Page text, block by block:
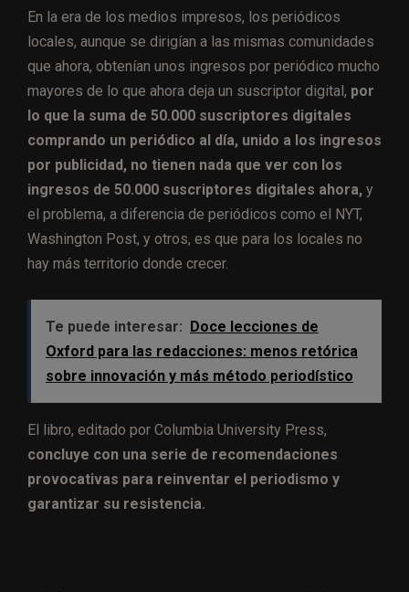
En la era de los medios impresos, los periódicos
locales, aunque se dirigían a las mismas comunidades
que ahora, obtenían unos ingresos por periódico mucho
mayores de lo que ahora deja un suscriptor digital, por
lo que la suma de 50.000 suscriptores digitales
comprando un periódico al día, unido a los ingresos
por publicidad, no tienen nada que ver con los
ingresos de 50.000 suscriptores digitales ahora, y
el problema, a diferencia de periódicos como el NYT,
Washington Post, y otros, es que para los locales no
hay más territorio donde crecer.
Te puede interesar:
Doce lecciones de
Oxford para las redacciones: menos retórica
sobre innovación y más método periodístico
El libro, editado por Columbia University Press,
concluye con una serie de recomendaciones
provocativas para reinventar el periodismo y
garantizar su resistencia.